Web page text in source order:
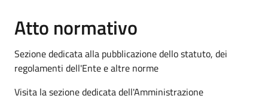
Atto normativo
Sezione dedicata alla pubblicazione dello statuto, dei
regolamenti dell'Ente e altre norme
Visita la sezione dedicata dell'Amministrazione